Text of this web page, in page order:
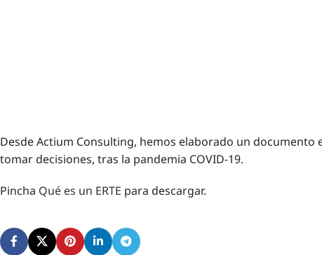
Desde Actium Consulting, hemos elaborado un documento
tomar decisiones, tras la pandemia COVID-19.
Pincha Qué es un ERTE para descargar.